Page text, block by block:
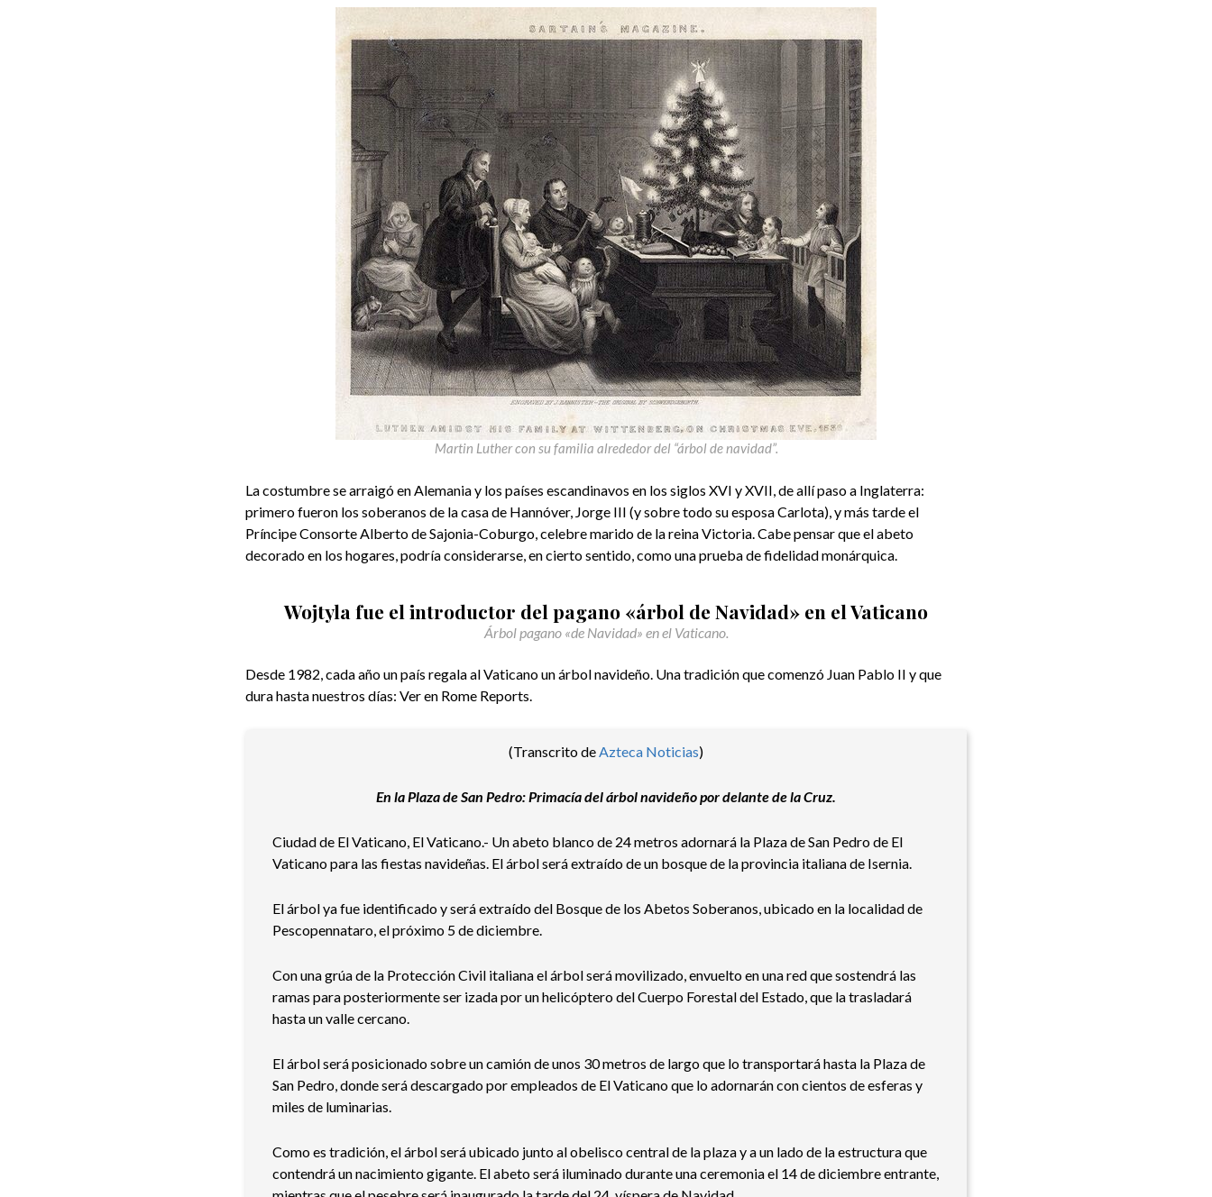
Martin Luther con su familia alrededor del “árbol de navidad”.
La costumbre se arraigó en Alemania y los países escandinavos en los siglos XVI y XVII, de allí paso a Inglaterra:
primero fueron los soberanos de la casa de Hannóver, Jorge III (y sobre todo su esposa Carlota), y más tarde el
Príncipe Consorte Alberto de Sajonia-Coburgo, celebre marido de la reina Victoria. Cabe pensar que el abeto
decorado en los hogares, podría considerarse, en cierto sentido, como una prueba de fidelidad monárquica.
Wojtyla fue el introductor del pagano «árbol de Navidad» en el Vaticano
Árbol pagano «de Navidad» en el Vaticano.
Desde 1982, cada año un país regala al Vaticano un árbol navideño. Una tradición que comenzó Juan Pablo II y que
dura hasta nuestros días: Ver en Rome Reports.
(Transcrito deAzteca Noticias)
En la Plaza de San Pedro: Primacía del árbol navideño por delante de la Cruz.​
Ciudad de El Vaticano, El Vaticano.- Un abeto blanco de 24 metros adornará la Plaza de San Pedro de El
Vaticano para las fiestas navideñas. El árbol será extraído de un bosque de la provincia italiana de Isernia.
El árbol ya fue identificado y será extraído del Bosque de los Abetos Soberanos, ubicado en la localidad de
Pescopennataro, el próximo 5 de diciembre.
Con una grúa de la Protección Civil italiana el árbol será movilizado, envuelto en una red que sostendrá las
ramas para posteriormente ser izada por un helicóptero del Cuerpo Forestal del Estado, que la trasladará
hasta un valle cercano.
El árbol será posicionado sobre un camión de unos 30 metros de largo que lo transportará hasta la Plaza de
San Pedro, donde será descargado por empleados de El Vaticano que lo adornarán con cientos de esferas y
miles de luminarias.
Como es tradición, el árbol será ubicado junto al obelisco central de la plaza y a un lado de la estructura que
contendrá un nacimiento gigante. El abeto será iluminado durante una ceremonia el 14 de diciembre entrante,